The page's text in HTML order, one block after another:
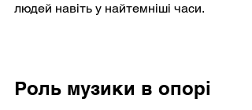
людей навіть у найтемніші часи.
Роль музики в опорі